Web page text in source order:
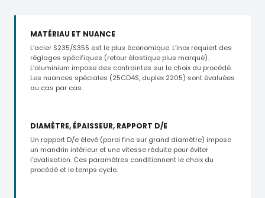
MATÉRIAU ET NUANCE
L’acier S235/S355 est le plus économique. L’inox requiert des
réglages spécifiques (retour élastique plus marqué).
L’aluminium impose des contraintes sur le choix du procédé.
Les nuances spéciales (25CD4S, duplex 2205) sont évaluées
au cas par cas.
DIAMÈTRE, ÉPAISSEUR, RAPPORT D/E
Un rapport D/e élevé (paroi fine sur grand diamètre) impose
un mandrin intérieur et une vitesse réduite pour éviter
l’ovalisation. Ces paramètres conditionnent le choix du
procédé et le temps cycle.